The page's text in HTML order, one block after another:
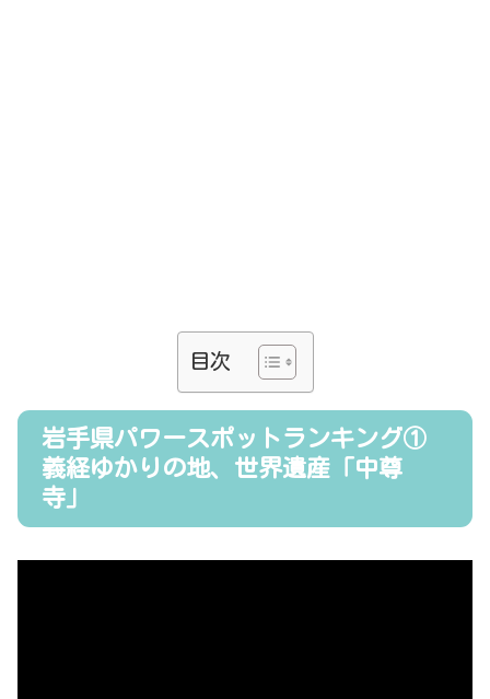
目次
岩手県パワースポットランキング①
義経ゆかりの地、世界遺産「中尊
寺」